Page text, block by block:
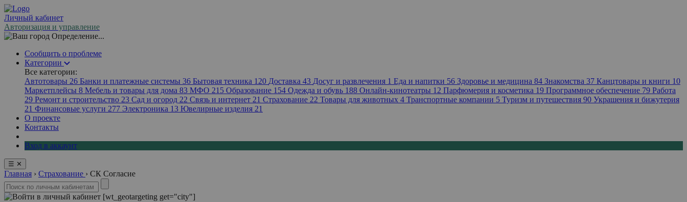
Личный кабинет
Авторизация и управление
Определение...
Сообщить о проблеме
Категории
Все категории:
Автотовары 26 Банки и платежные системы 36 Бытовая техника 120 Доставка 43 Досуг и развлечения 1 Еда и напитки 56 Здоровье и медицина 84 Знакомства 37 Канцтовары и книги 10
Маркетплейсы 8 Мебель и товары для дома 83 МФО 215 Образование 154 Одежда и обувь 188 Онлайн-кинотеатры 12 Парфюмерия и косметика 19 Программное обеспечение 79 Работа
29 Ремонт и строительство 23 Сад и огород 22 Связь и интернет 21 Страхование 22 Товары для животных 4 Транспортные компании 5 Туризм и путешествия 90 Украшения и бижутерия
21 Финансовые услуги 277 Электроника 13 Ювелирные изделия 21
О проекте
Контакты
Вход в аккаунт
☰ ✕
Главная › Страхование › СК Согласие
[wt_geotargeting get="city"]